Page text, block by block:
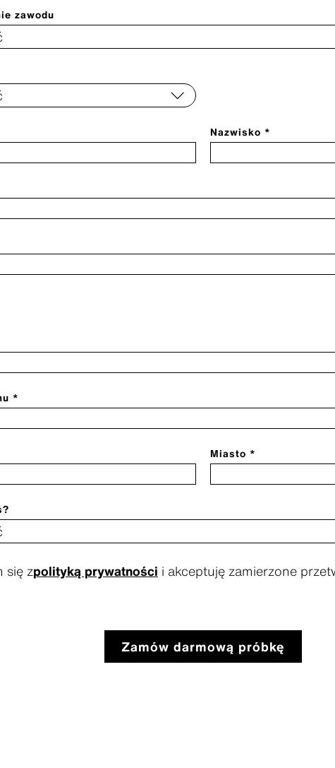
zawodu
Nazwisko *
*
Miasto *
się zpolityką prywatności i akceptuję zamierzone
Zamów darmową próbkę